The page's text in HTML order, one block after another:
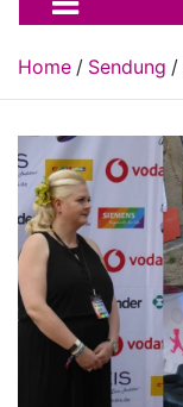
Home Sendung